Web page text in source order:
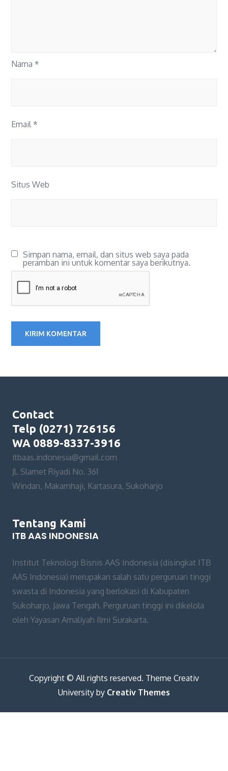
Nama *
Email *
Situs Web
Simpan nama, email, dan situs web saya pada
peramban ini untuk komentar saya berikutnya.
Contact
Telp (0271) 726156
WA 0889-8337-3916
itbaas.indonesia@gmail.com
Jl. Slamet Riyadi No. 361
Windan, Makamhaji, Kartasura, Sukoharjo
Tentang Kami
ITB AAS INDONESIA
Institut Teknologi Bisnis AAS Indonesia (disingkat ITB
AAS Indonesia) merupakan salah satu perguruan tinggi
swasta di Indonesia yang berlokasi di Kabupaten
Sukoharjo, Jawa Tengah. Perguruan tinggi ini dikelola
oleh Yayasan Amaliyah Ilmi Surakarta.
Copyright © All rights reserved. Theme Creativ
University by Creativ Themes